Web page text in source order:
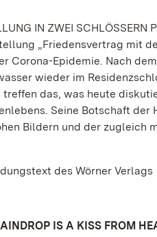
IN ZWEI SCHLÖSSERN
„Friedensvertrag mit
Corona-Epidemie. Nach
wieder im
treffen das, was heute
Seine Botschaft
Bildern und der zugleich
des Wörner Verlags
IS A KISS FROM